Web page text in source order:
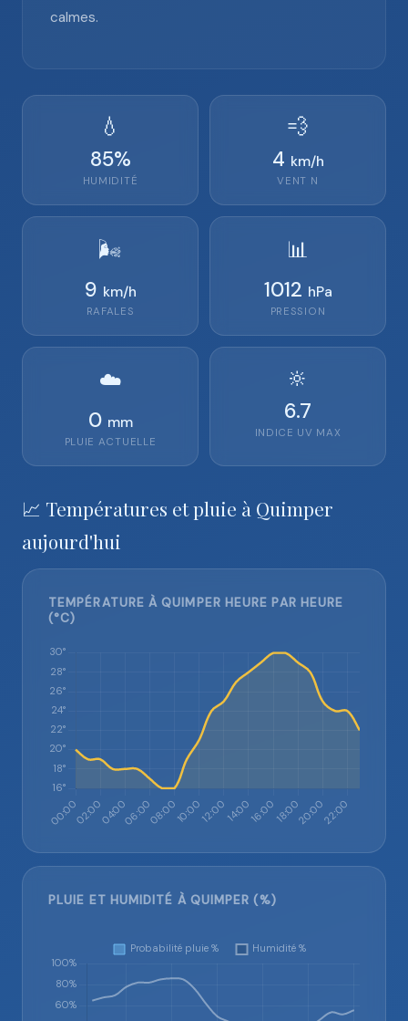
calmes.
💧
85%
HUMIDITÉ
💨
4 km/h
VENT N
🌬️
9 km/h
RAFALES
📊
1012 hPa
PRESSION
☁️
0 mm
PLUIE ACTUELLE
🔆
6.7
INDICE UV MAX
📈 Températures et pluie à Quimper
aujourd'hui
TEMPÉRATURE À QUIMPER HEURE PAR HEURE
(°C)
PLUIE ET HUMIDITÉ À QUIMPER (%)